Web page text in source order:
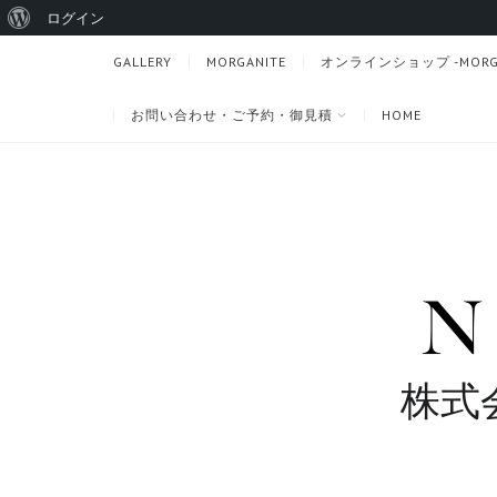
GALLERY MORGANITE オンラインショップ -
お問い合わせ・ご予約・御見積 HOME
株式
WordPress
ログイン